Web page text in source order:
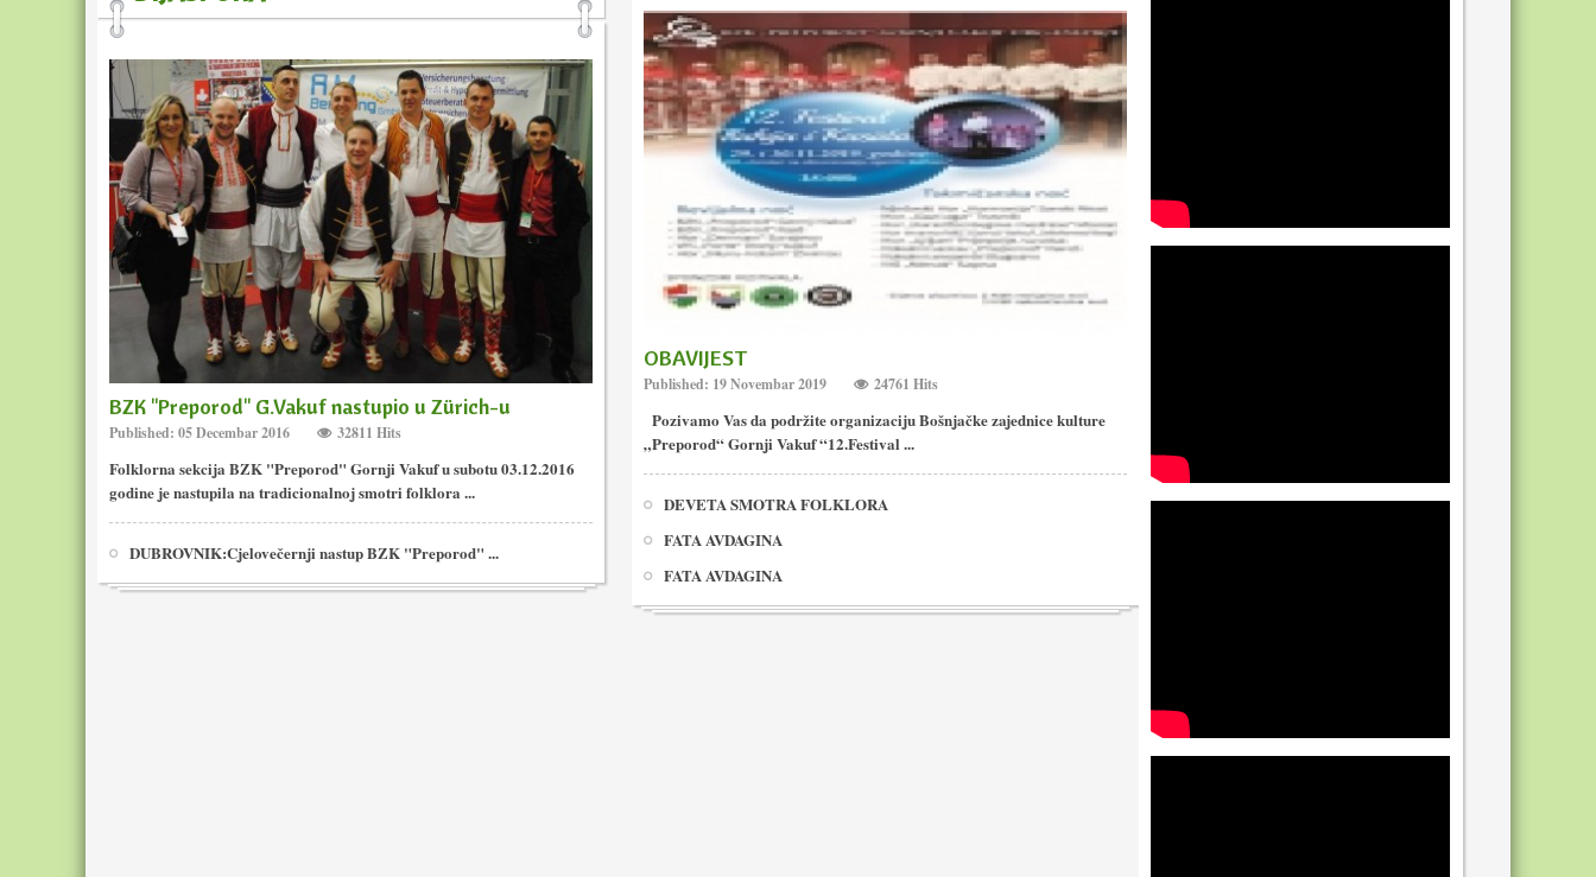
BZK "Preporod" G.Vakuf nastupio u Zürich-u
Published: 05 Decembar 2016 32811 Hits
Folklorna sekcija BZK "Preporod" Gornji Vakuf u subotu 03.12.2016
godine je nastupila na tradicionalnoj smotri folklora ...
DUBROVNIK:Cjelovečernji nastup BZK "Preporod" ...
OBAVIJEST
Published: 19 Novembar 2019 24761 Hits
Pozivamo Vas da podržite organizaciju Bošnjačke zajednice kulture
„Preporod“ Gornji Vakuf “12.Festival ...
DEVETA SMOTRA FOLKLORA
FATA AVDAGINA
FATA AVDAGINA